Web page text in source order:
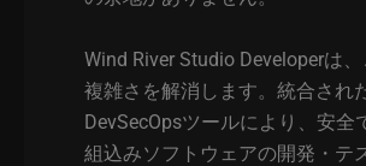
Wind River Studio Developerは
複雑さを解消します。統合され
DevSecOpsツールにより、安全
組込みソフトウェアの開発・テ